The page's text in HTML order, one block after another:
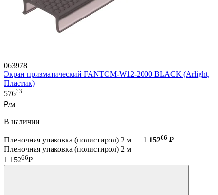
063978
Экран призматический FANTOM-W12-2000 BLACK (Arlight,
Пластик)
57633
₽/м
В наличии
Пленочная упаковка (полистирол) 2 м — 1 15266 ₽
Пленочная упаковка (полистирол) 2 м
1 15266₽